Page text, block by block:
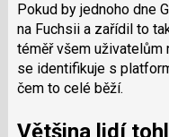
Pokud by jednoho dne
na Fuchsii a zařídil to
téměř všem uživatelům
se identifikuje s
čem to celé běží.
Většina lidí